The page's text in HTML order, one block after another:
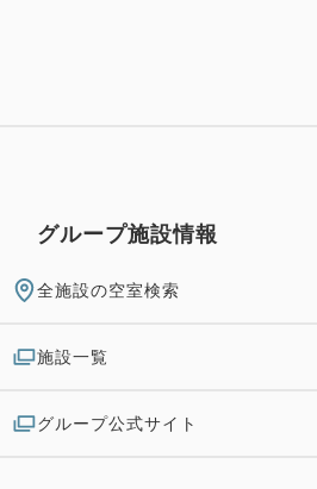
グループ施設情報
全施設の空室検索
施設一覧
グループ公式サイト